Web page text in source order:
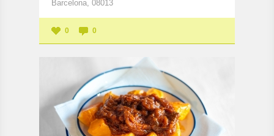
Barcelona, 08013
0 0